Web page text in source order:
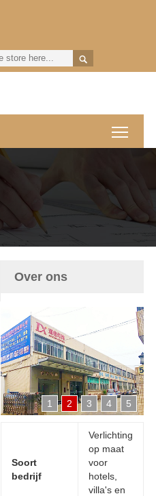

Over ons
1 2 3 4 5
Soort
bedrijf
Verlichting
op maat
voor
hotels,
villa's en